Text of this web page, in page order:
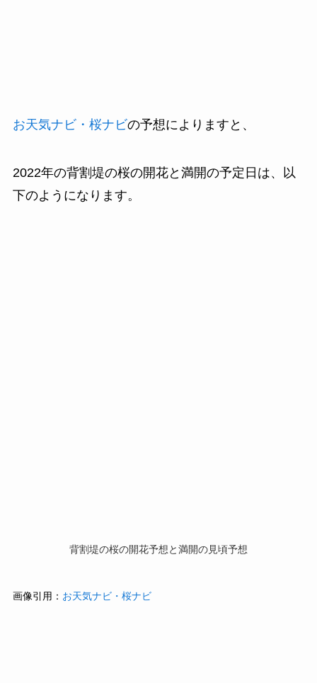
お天気ナビ・桜ナビの予想によりますと、
2022年の背割堤の桜の開花と満開の予定日は、以
下のようになります。
背割堤の桜の開花予想と満開の見頃予想
画像引用： お天気ナビ・桜ナビ